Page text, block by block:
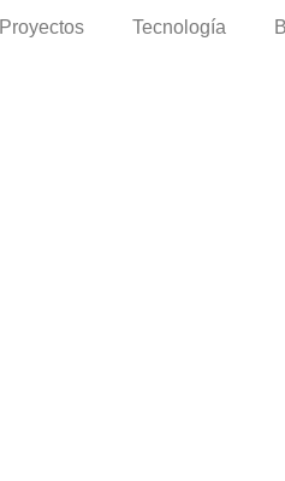
Proyectos Tecnología